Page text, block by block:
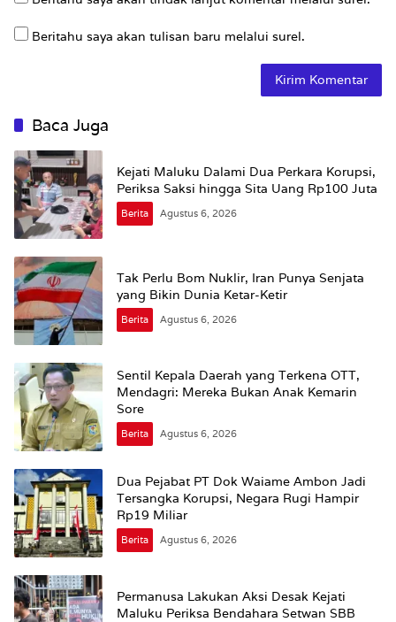
Beritahu saya akan tulisan baru melalui surel.
Baca Juga
Kejati Maluku Dalami Dua Perkara Korupsi,
Periksa Saksi hingga Sita Uang Rp100 Juta
Berita Agustus 6, 2026
Tak Perlu Bom Nuklir, Iran Punya Senjata
yang Bikin Dunia Ketar-Ketir
Berita Agustus 6, 2026
Sentil Kepala Daerah yang Terkena OTT,
Mendagri: Mereka Bukan Anak Kemarin
Sore
Berita Agustus 6, 2026
Dua Pejabat PT Dok Waiame Ambon Jadi
Tersangka Korupsi, Negara Rugi Hampir
Rp19 Miliar
Berita Agustus 6, 2026
Permanusa Lakukan Aksi Desak Kejati
Maluku Periksa Bendahara Setwan SBB